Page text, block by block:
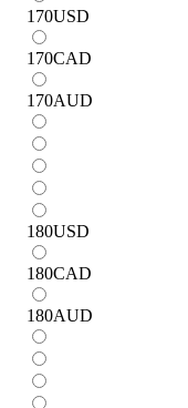
170USD
170CAD
170AUD
180USD
180CAD
180AUD